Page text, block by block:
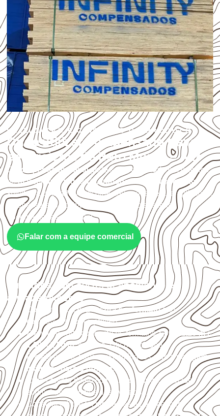
UTILIZAÇÃO E CUIDADOS DO PRODUTO
Onde utilizar Compensado Naval
em projetos de Belo Monte – AL?
O Compensado Navalpode ser considerado em projetos
demarcenaria, indústria, transporte e revestimento
sujeitos à umidade. A escolha deve considerar a aplicação,
a espessura, o acabamento e as características
documentadas do painel.
Falar com a equipe comercial
Cuidados com corte, acabamento e
armazenamento
Confirme se aespessura e o formatosão
compatíveis com o projeto.
Planeje o corte conforme os formatos1,60 × 2,20 m e
1,60 × 2,50 m, sujeitos à disponibilidade.
Proteja cortes, furos e extremidades com aselagem
indicada para o projeto.
Evite contato direto com o solo, chuva, umidade
acumulada e apoios desnivelados.
Consulte a ficha técnica antes de aplicações